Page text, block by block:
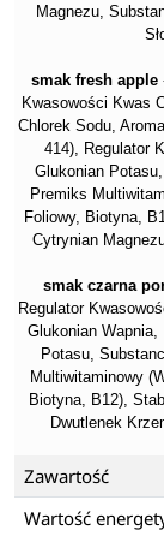
Magnezu,
smak fresh apple
Kwasowości Kwas
Chlorek Sodu,
414), Regulator
Glukonian
Premiks
Foliowy, Biotyna,
Cytrynian
smak czarna
Regulator
Glukonian Wapnia,
Potasu,
Multiwitaminowy
Biotyna, B12),
Dwutlenek
Zawartość
Wartość